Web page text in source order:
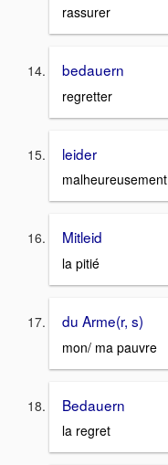
rassurer
bedauern
regretter
leider
malheureusement
Mitleid
la pitié
du Arme(r, s)
mon/ ma pauvre
Bedauern
la regret